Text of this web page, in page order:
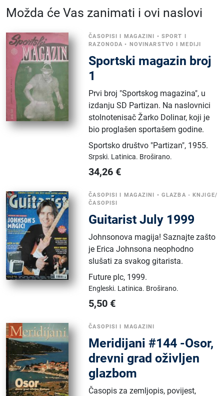
Možda će Vas zanimati i ovi naslovi
ČASOPISI I MAGAZINI • SPORT I
RAZONODA • NOVINARSTVO I MEDIJI
Sportski magazin broj
1
Prvi broj "Sportskog magazina", u
izdanju SD Partizan. Na naslovnici
stolnotenisač Žarko Dolinar, koji je
bio proglašen sportašem godine.
Sportsko društvo "Partizan", 1955.
Srpski. Latinica. Broširano.
34,26 €
ČASOPISI I MAGAZINI • GLAZBA - KNJIGE/
ČASOPISI
Guitarist July 1999
Johnsonova magija! Saznajte zašto
je Erica Johnsona neophodno
slušati za svakog gitarista.
Future plc, 1999.
Engleski. Latinica. Broširano.
5,50 €
ČASOPISI I MAGAZINI
Meridijani #144 -Osor,
drevni grad oživljen
glazbom
Časopis za zemljopis, povijest,